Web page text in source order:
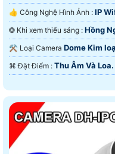
👍 Công Nghệ Hình Ảnh : IP
❂ Khi xem thiếu sáng : Hồng
⚒ Loại Camera Dome Kim
️⌘ Đặt Điểm : Thu Âm Và Loa.